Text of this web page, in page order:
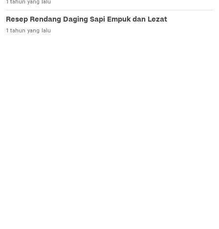
1 tahun yang lalu
Resep Rendang Daging Sapi Empuk dan Lezat
1 tahun yang lalu